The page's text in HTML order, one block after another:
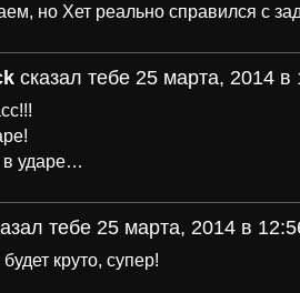
но Хет реально справился с
сказал тебе 25 марта, 2014 в
в ударе…
тебе 25 марта, 2014 в
круто, супер!